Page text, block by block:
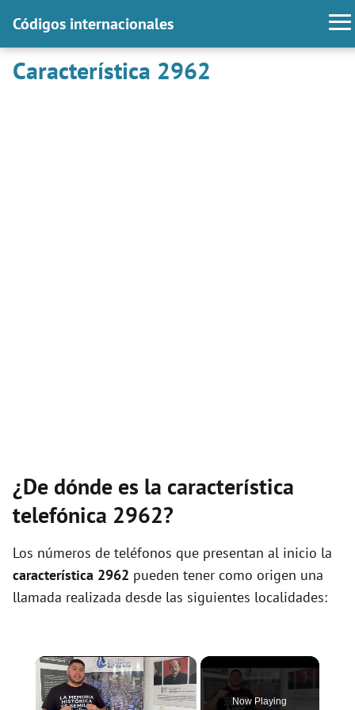
Códigos internacionales
Característica 2962
¿De dónde es la característica
telefónica 2962?
Los números de teléfonos que presentan al inicio la
característica 2962 pueden tener como origen una
llamada realizada desde las siguientes localidades:
×
Now Playing